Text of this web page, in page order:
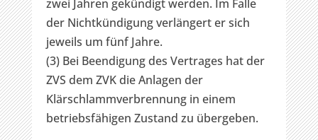
zwei Jahren gekündigt werden. Im Falle
der Nichtkündigung verlängert er sich
jeweils um fünf Jahre.
(3) Bei Beendigung des Vertrages hat der
ZVS dem ZVK die Anlagen der
Klärschlammverbrennung in einem
betriebsfähigen Zustand zu übergeben.